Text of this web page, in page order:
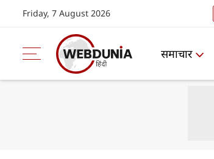
Friday, 7 August 2026
समाचार